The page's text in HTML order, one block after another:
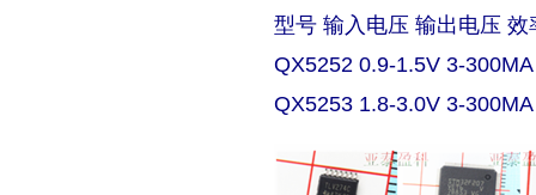
型号 输入电压 输出电压 效
QX5252 0.9-1.5V 3-
QX5253 1.8-3.0V 3-